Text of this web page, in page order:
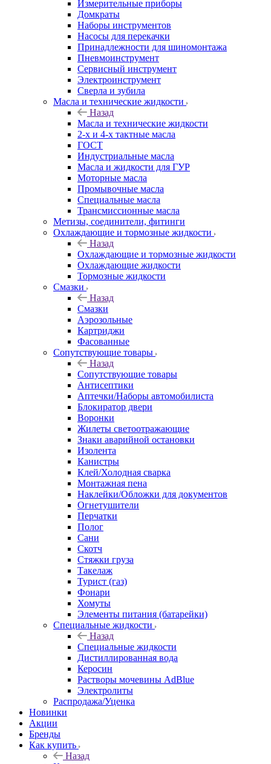
Измерительные приборы
Домкраты
Наборы инструментов
Насосы для перекачки
Принадлежности для шиномонтажа
Пневмоинструмент
Сервисный инструмент
Электроинструмент
Сверла и зубила
Масла и технические жидкости
Назад
Масла и технические жидкости
2-х и 4-х тактные масла
ГОСТ
Индустриальные масла
Масла и жидкости для ГУР
Моторные масла
Промывочные масла
Специальные масла
Трансмиссионные масла
Метизы, соединители, фитинги
Охлаждающие и тормозные жидкости
Назад
Охлаждающие и тормозные жидкости
Охлаждающие жидкости
Тормозные жидкости
Смазки
Назад
Смазки
Аэрозольные
Картриджи
Фасованные
Сопутствующие товары
Назад
Сопутствующие товары
Антисептики
Аптечки/Наборы автомобилиста
Блокиратор двери
Воронки
Жилеты светоотражающие
Знаки аварийной остановки
Изолента
Канистры
Клей/Холодная сварка
Монтажная пена
Наклейки/Обложки для документов
Огнетушители
Перчатки
Полог
Сани
Скотч
Стяжки груза
Такелаж
Турист (газ)
Фонари
Хомуты
Элементы питания (батарейки)
Специальные жидкости
Назад
Специальные жидкости
Дистиллированная вода
Керосин
Растворы мочевины AdBlue
Электролиты
Распродажа/Уценка
Новинки
Акции
Бренды
Как купить
Назад